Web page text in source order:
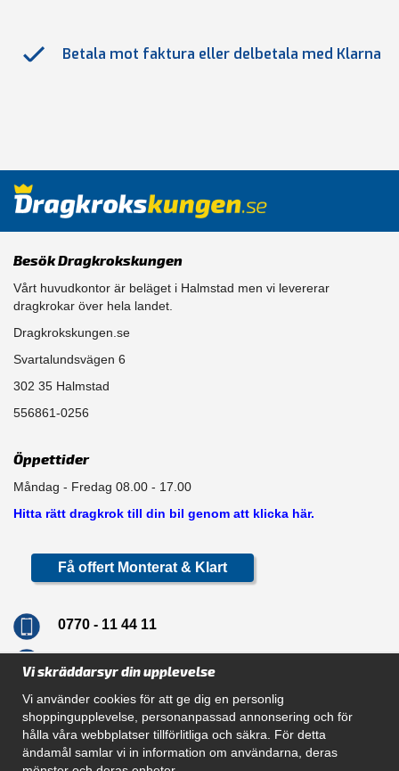
Betala mot faktura eller delbetala med Klarna
Besök Dragkrokskungen
Vårt huvudkontor är beläget i Halmstad men vi levererar
dragkrokar över hela landet.
Dragkrokskungen.se
Svartalundsvägen 6
302 35 Halmstad
556861-0256
Öppettider
Måndag - Fredag 08.00 - 17.00
Hitta rätt dragkrok till din bil genom att klicka här.
Få offert Monterat & Klart
0770 - 11 44 11
Navigation
Vi skräddarsyr din upplevelse
Vi använder cookies för att ge dig en personlig
shoppingupplevelse, personanpassad annonsering och för
hålla våra webbplatser tillförlitliga och säkra. För detta
ändamål samlar vi in information om användarna, deras